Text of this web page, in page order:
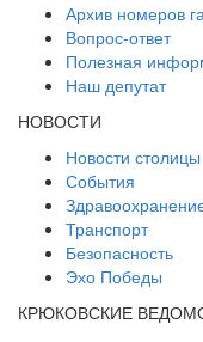
Архив номеров
Вопрос-ответ
Полезная
Наш депутат
НОВОСТИ
Новости столицы
События
Транспорт
Безопасность
Эхо Победы
КРЮКОВСКИЕ